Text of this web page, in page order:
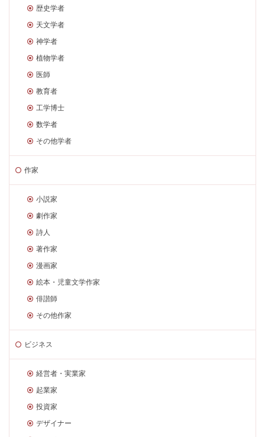
歴史学者
天文学者
神学者
植物学者
医師
教育者
工学博士
数学者
その他学者
作家
小説家
劇作家
詩人
著作家
漫画家
絵本・児童文学作家
俳諧師
その他作家
ビジネス
経営者・実業家
起業家
投資家
デザイナー